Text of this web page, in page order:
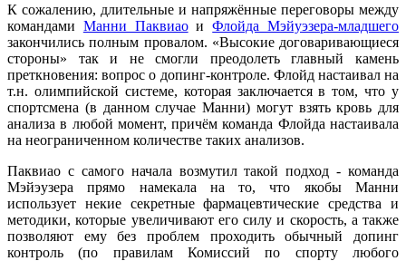
К сожалению, длительные и напряжённые переговоры между
командами Манни ПаквиаоиФлойда Мэйуэзера-младшего
закончились полным провалом. «Высокие договаривающиеся
стороны» так и не смогли преодолеть главный камень
преткновения: вопрос о допинг-контроле. Флойд настаивал на
т.н. олимпийской системе, которая заключается в том, что у
спортсмена (в данном случае Манни) могут взять кровь для
анализа в любой момент, причём команда Флойда настаивала
на неограниченном количестве таких анализов.
Паквиао с самого начала возмутил такой подход - команда
Мэйэузера прямо намекала на то, что якобы Манни
использует некие секретные фармацевтические средства и
методики, которые увеличивают его силу и скорость, а также
позволяют ему без проблем проходить обычный допинг
контроль (по правилам Комиссий по спорту любого